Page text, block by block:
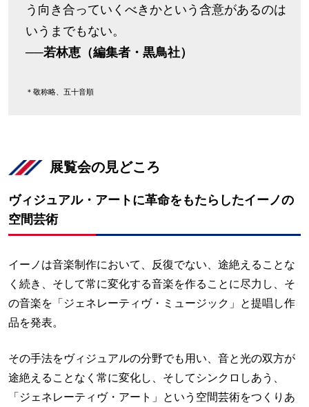
う向き合っていくべきかという含意があるのは
いうまでもない。
──若林恵（編集者・黒鳥社）
＊敬称略、五十音順
展覧会の見どころ
ヴィジュアル・アートに革命をもたらしたイーノの
空間芸術
イーノは音楽制作において、反復でない、途絶えることな
く続き、そして常に変化する音楽を作ることに尽力し、そ
の音楽を「ジェネレーティヴ・ミュージック」と提唱し作
品を発表。
その手法をヴィジュアルの分野でも用い、音と光の双方が
途絶えることなく常に変化し、そしてシンクロしあう、
「ジェネレーティヴ・アート」という空間芸術をつくりあ